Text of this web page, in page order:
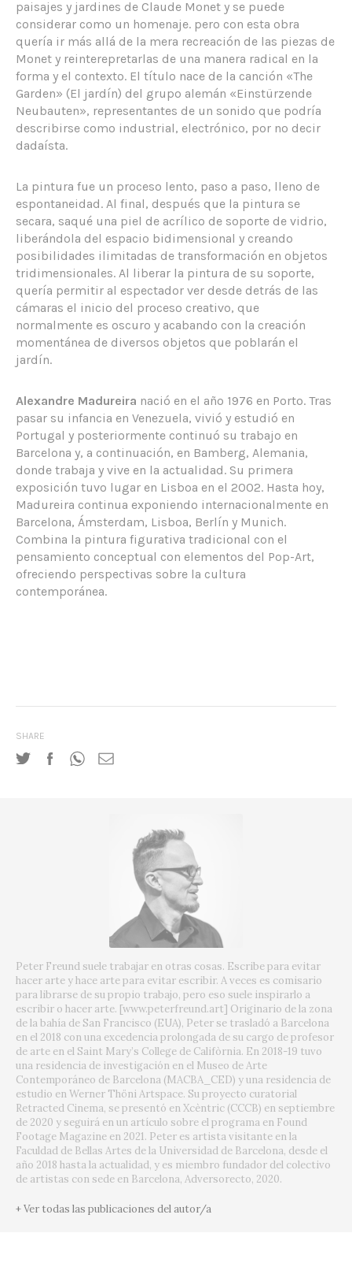
paisajes y jardines de Claude Monet y se puede
considerar como un homenaje. pero con esta obra
quería ir más allá de la mera recreación de las piezas de
Monet y reinterepretarlas de una manera radical en la
forma y el contexto. El título nace de la canción «The
Garden» (El jardín) del grupo alemán «Einstürzende
Neubauten», representantes de un sonido que podría
describirse como industrial, electrónico, por no decir
dadaísta.
La pintura fue un proceso lento, paso a paso, lleno de
espontaneidad. Al final, después que la pintura se
secara, saqué una piel de acrílico de soporte de vidrio,
liberándola del espacio bidimensional y creando
posibilidades ilimitadas de transformación en objetos
tridimensionales. Al liberar la pintura de su soporte,
quería permitir al espectador ver desde detrás de las
cámaras el inicio del proceso creativo, que
normalmente es oscuro y acabando con la creación
momentánea de diversos objetos que poblarán el
jardín.
Alexandre Madureira nació en el año 1976 en Porto. Tras
pasar su infancia en Venezuela, vivió y estudió en
Portugal y posteriormente continuó su trabajo en
Barcelona y, a continuación, en Bamberg, Alemania,
donde trabaja y vive en la actualidad. Su primera
exposición tuvo lugar en Lisboa en el 2002. Hasta hoy,
Madureira continua exponiendo internacionalmente en
Barcelona, Ámsterdam, Lisboa, Berlín y Munich.
Combina la pintura figurativa tradicional con el
pensamiento conceptual con elementos del Pop-Art,
ofreciendo perspectivas sobre la cultura
contemporánea.
SHARE
Peter Freund suele trabajar en otras cosas. Escribe para evitar
hacer arte y hace arte para evitar escribir. A veces es comisario
para librarse de su propio trabajo, pero eso suele inspirarlo a
escribir o hacer arte. [www.peterfreund.art] Originario de la zona
de la bahía de San Francisco (EUA), Peter se trasladó a Barcelona
en el 2018 con una excedencia prolongada de su cargo de profesor
de arte en el Saint Mary’s College de Califòrnia. En 2018-19 tuvo
una residencia de investigación en el Museo de Arte
Contemporáneo de Barcelona (MACBA_CED) y una residencia de
estudio en Werner Thöni Artspace. Su proyecto curatorial
Retracted Cinema, se presentó en Xcèntric (CCCB) en septiembre
de 2020 y seguirá en un artículo sobre el programa en Found
Footage Magazine en 2021. Peter es artista visitante en la
Faculdad de Bellas Artes de la Universidad de Barcelona, desde el
año 2018 hasta la actualidad, y es miembro fundador del colectivo
de artistas con sede en Barcelona, Adversorecto, 2020.
+ Ver todas las publicaciones del autor/a